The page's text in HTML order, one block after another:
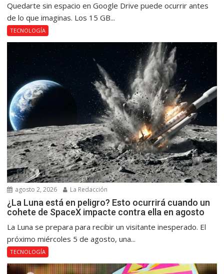
Quedarte sin espacio en Google Drive puede ocurrir antes
de lo que imaginas. Los 15 GB...
TECNOLOGÍA
agosto 2, 2026 La Redacción
¿La Luna está en peligro? Esto ocurrirá cuando un
cohete de SpaceX impacte contra ella en agosto
La Luna se prepara para recibir un visitante inesperado. El
próximo miércoles 5 de agosto, una...
TECNOLOGÍA